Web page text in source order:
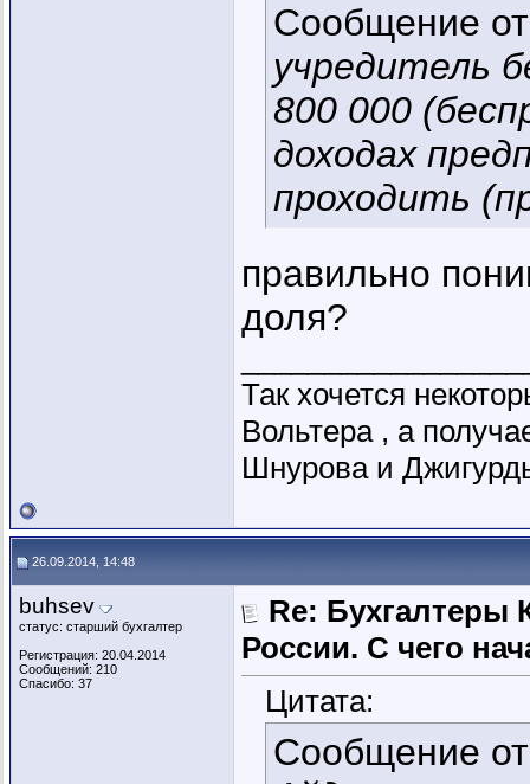
Сообщение
учредитель
800 000
доходах
проходить
правильно
доля?
Так хочется
Вольтера , а
Шнурова и
26.09.2014, 14:48
buhsev
статус: старший бухгалтер
Регистрация: 20.04.2014
Сообщений: 210
Спасибо: 37
Re: Бухгалтеры
России. C чего
Цитата:
Сообщение